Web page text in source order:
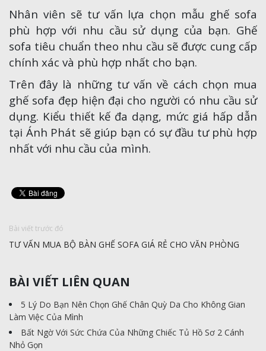
Nhân viên sẽ tư vấn lựa chọn mẫu ghế sofa
phù hợp với nhu cầu sử dụng của bạn. Ghế
sofa tiêu chuẩn theo nhu cầu sẽ được cung cấp
chính xác và phù hợp nhất cho bạn.
Trên đây là những tư vấn về cách chọn mua
ghế sofa đẹp hiện đại cho người có nhu cầu sử
dụng. Kiểu thiết kế đa dạng, mức giá hấp dẫn
tại Ánh Phát sẽ giúp bạn có sự đầu tư phù hợp
nhất với nhu cầu của mình.
Bài viết trước đó
TƯ VẤN MUA BỘ BÀN GHẾ SOFA GIÁ RẺ CHO VĂN PHÒNG
BÀI VIẾT LIÊN QUAN
5 Lý Do Bạn Nên Chọn Ghế Chân Quỳ Da Cho Không Gian
Làm Việc Của Mình
Bất Ngờ Với Sức Chứa Của Những Chiếc Tủ Hồ Sơ 2 Cánh
Nhỏ Gọn